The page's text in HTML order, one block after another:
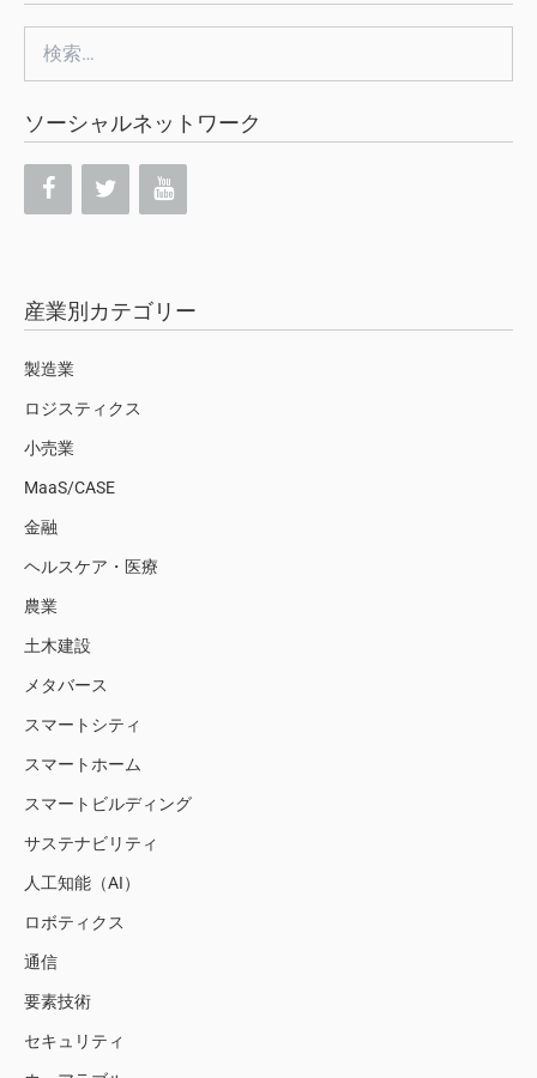
索:
ソーシャルネットワーク
産業別カテゴリー
製造業
ロジスティクス
小売業
MaaS/CASE
金融
ヘルスケア・医療
農業
土木建設
メタバース
スマートシティ
スマートホーム
スマートビルディング
サステナビリティ
人工知能（AI）
ロボティクス
通信
要素技術
セキュリティ